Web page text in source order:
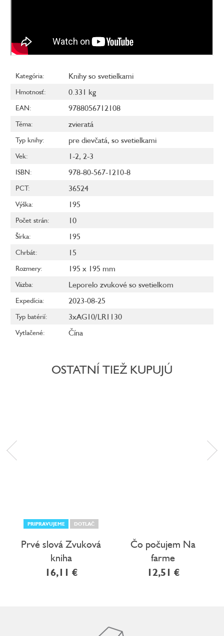
Kategória: Knihy so svetielkami
Hmotnosť: 0.331 kg
EAN: 9788056712108
Téma: zvieratá
Typ knihy: pre dievčatá, so svetielkami
Vek: 1-2, 2-3
ISBN: 978-80-567-1210-8
PCT: 36524
Výška: 195
Počet strán: 10
Šírka: 195
Chrbát: 15
Rozmery: 195 x 195 mm
Väzba: Leporelo zvukové so svetielkom
Expedícia: 2023-08-25
Typ batérií: 3xAG10/LR1130
Vytlačené: Čína
OSTATNÍ TIEŽ KUPUJÚ
PRIPRAVUJEME DOTLAČ
Prvé slová Zvuková
kniha
16,11 €
Čo počujem Na
farme
12,51 €